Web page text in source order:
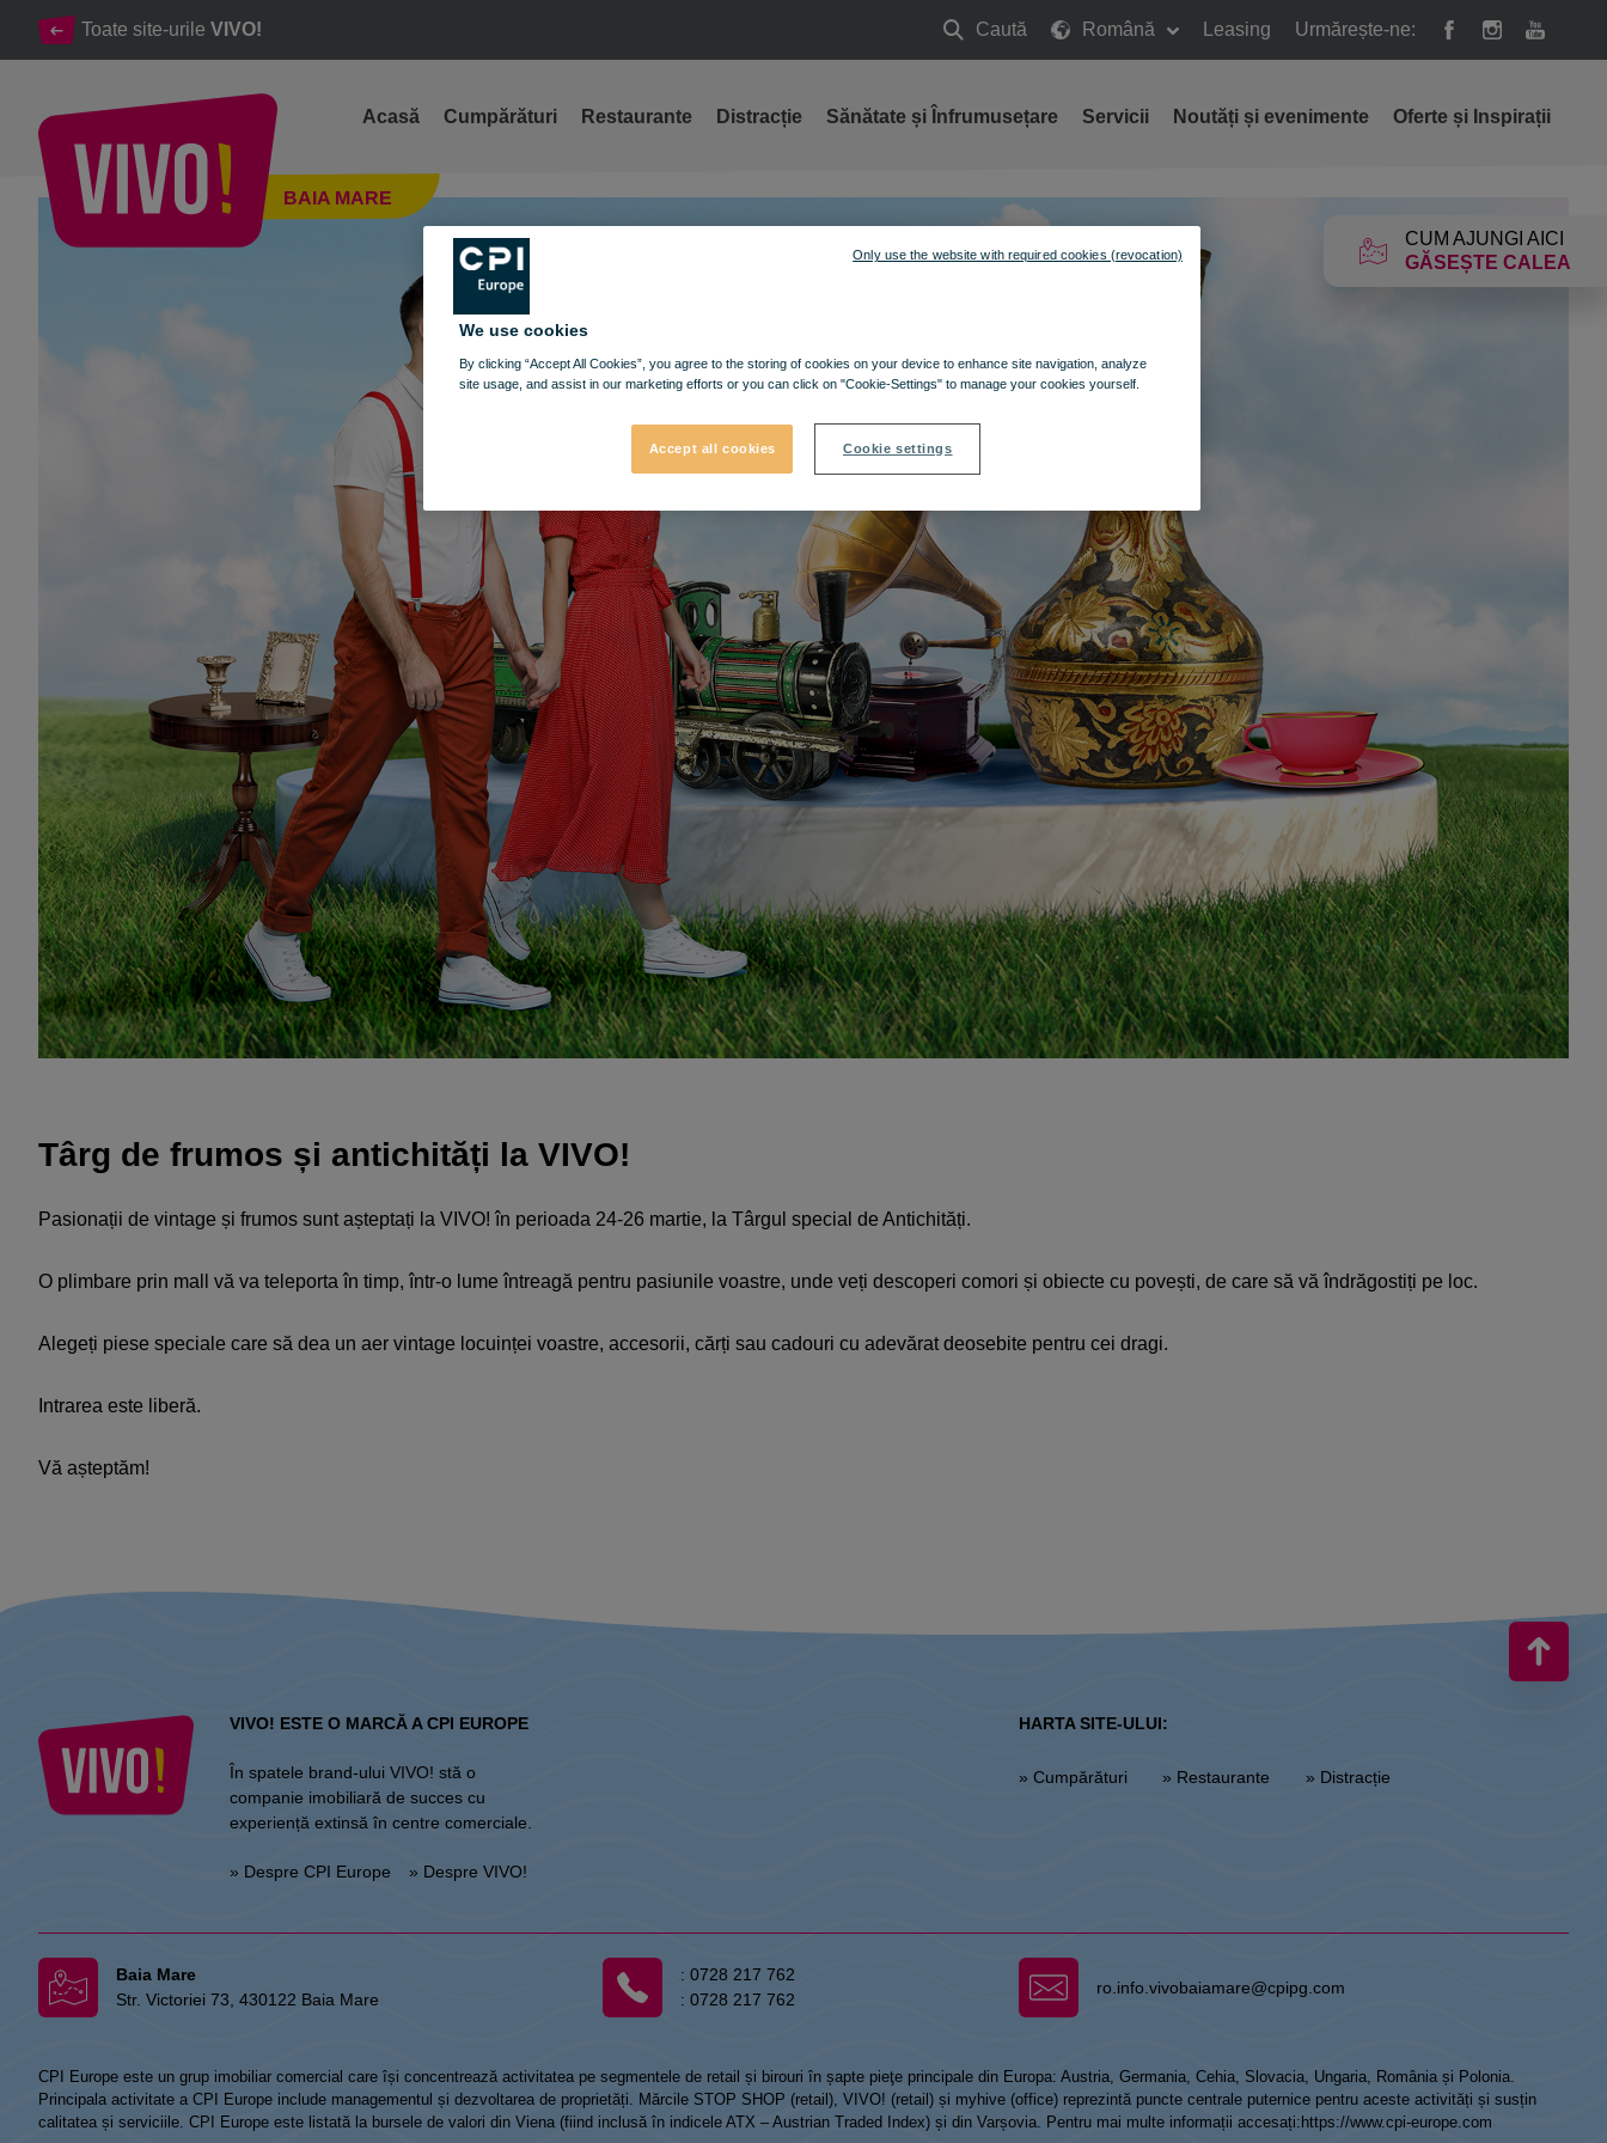
Toate site-urile VIVO! Caută
Caută
Română Leasing Urmărește-ne:
CUM AJUNGI AICI
GĂSEȘTE CALEA
BAIA MARE
Acasă Cumpărături Restaurante Distracție Sănătate și Înfrumusețare Servicii Noutăți și evenimente Oferte și Inspirații
Târg de frumos și antichități la VIVO!
Târg de frumos și antichități la VIVO!
Pasionații de vintage și frumos sunt așteptați la VIVO! în perioada 24-26 martie, la Târgul special de Antichități.
O plimbare prin mall vă va teleporta în timp, într-o lume întreagă pentru pasiunile voastre, unde veți descoperi comori și obiecte cu povești, de care să vă îndrăgostiți pe loc.
Alegeți piese speciale care să dea un aer vintage locuinței voastre, accesorii, cărți sau cadouri cu adevărat deosebite pentru cei dragi.
Intrarea este liberă.
Vă așteptăm!
VIVO! ESTE O MARCĂ A CPI EUROPE
În spatele brand-ului VIVO! stă o
companie imobiliară de succes cu
experiență extinsă în centre comerciale.
» Despre CPI Europe » Despre VIVO!
HARTA SITE-ULUI:
» Cumpărături » Restaurante » Distracție
Baia Mare
Str. Victoriei 73, 430122 Baia Mare
: 0728 217 762
: 0728 217 762
ro.info.vivobaiamare@cpipg.com
CPI Europe este un grup imobiliar comercial care își concentrează activitatea pe segmentele de retail și birouri în șapte pieţe principale din Europa: Austria, Germania, Cehia, Slovacia, Ungaria, România și Polonia.
Principala activitate a CPI Europe include managementul și dezvoltarea de proprietăți. Mărcile STOP SHOP (retail), VIVO! (retail) și myhive (office) reprezintă puncte centrale puternice pentru aceste activități și susțin
calitatea și serviciile. CPI Europe este listată la bursele de valori din Viena (fiind inclusă în indicele ATX – Austrian Traded Index) și din Varșovia. Pentru mai multe informații accesați: https://www.cpi-europe.com
We use cookies
By clicking “Accept All Cookies”, you agree to the storing of cookies on your device to enhance site navigation, analyze
site usage, and assist in our marketing efforts or you can click on "Cookie-Settings" to manage your cookies yourself.
Accept all cookies Cookie settings
Only use the website with required cookies (revocation)